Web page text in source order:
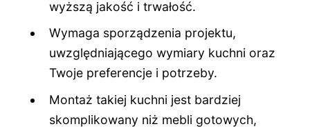
wyższą jakość i trwałość.
Wymaga sporządzenia projektu,
uwzględniającego wymiary kuchni oraz
Twoje preferencje i potrzeby.
Montaż takiej kuchni jest bardziej
skomplikowany niż mebli gotowych,